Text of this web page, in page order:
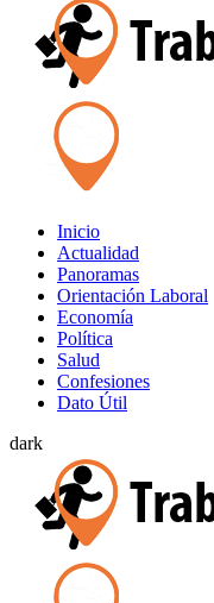
Inicio
Actualidad
Panoramas
Orientación Laboral
Economía
Política
Salud
Confesiones
Dato Útil
dark